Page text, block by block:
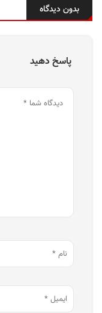
بدون دیدگاه
پاسخ دهید